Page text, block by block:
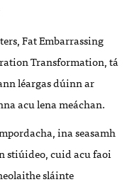
Fat Embarrassing
Transformation, tá
léargas dúinn ar
acu lena meáchan.
ina seasamh
stiúideo, cuid acu faoi
sláinte